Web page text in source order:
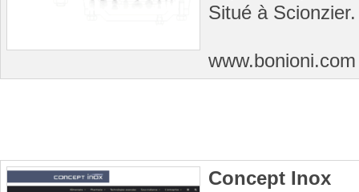
Situé à Scionzier.
Concept Inox